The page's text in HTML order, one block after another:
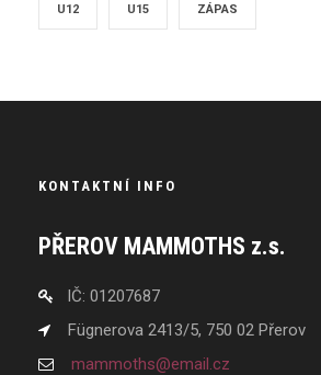
U12 U15 ZÁPAS
KONTAKTNÍ INFO
PŘEROV MAMMOTHS z.s.
IČ: 01207687
Fügnerova 2413/5, 750 02 Přerov
mammoths@email.cz